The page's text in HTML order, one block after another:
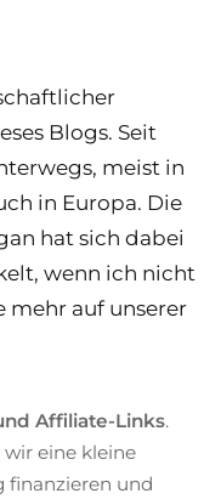
Blogs. Seit
meist in
in Europa. Die
hat sich dabei
wenn ich nicht
mehr auf unserer
Affiliate-Links.
eine kleine
finanzieren und